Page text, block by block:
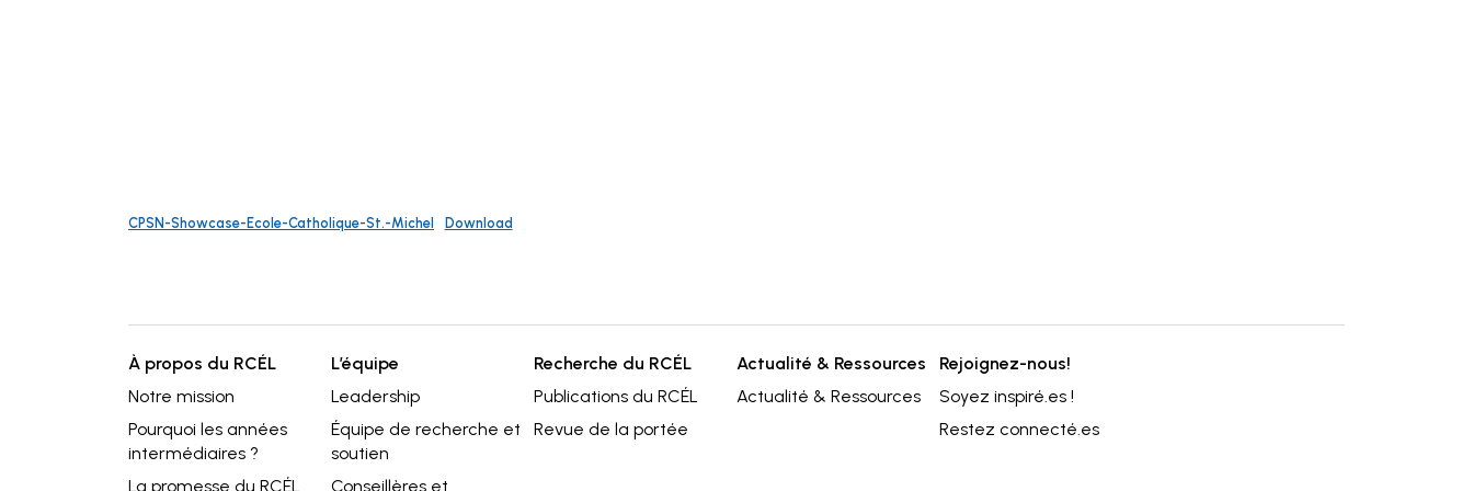
CPSN-Showcase-Ecole-Catholique-St.-Michel Download
À propos du RCÉL
Notre mission
Pourquoi les années
intermédiaires ?
La promesse du RCÉL
L’équipe
Leadership⁠
Équipe de recherche et
soutien
Conseillères et
Recherche du RCÉL
Publications du RCÉL
Revue de la portée
Actualité & Ressources
Actualité & Ressources
Rejoignez-nous!
Soyez inspiré.es !
Restez connecté.es